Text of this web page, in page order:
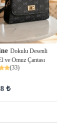
Dokulu Desenli
ve Omuz Çantası
(33)
₺